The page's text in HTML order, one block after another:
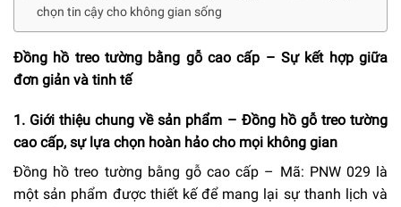
chọn tin cậy cho không gian sống
Đồng hồ treo tường bằng gỗ cao cấp – Sự kết hợp giữa
đơn giản và tinh tế
1. Giới thiệu chung về sản phẩm – Đồng hồ gỗ treo tường
cao cấp, sự lựa chọn hoàn hảo cho mọi không gian
Đồng hồ treo tường bằng gỗ cao cấp – Mã: PNW 029 là
một sản phẩm được thiết kế để mang lại sự thanh lịch và